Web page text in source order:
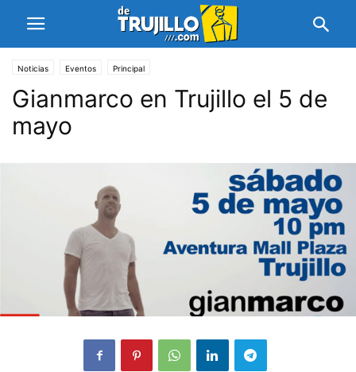
Noticias Eventos Principal
Gianmarco en Trujillo el 5 de
mayo